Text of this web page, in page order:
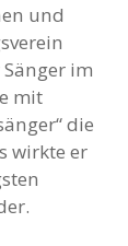
und
im
mit
die
wirkte er